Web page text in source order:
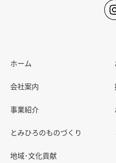
なお、肖像権、第三者
まれている場合には、
ホーム
会社案内
事業紹介
とみひろのものづくり
地域･文化貢献